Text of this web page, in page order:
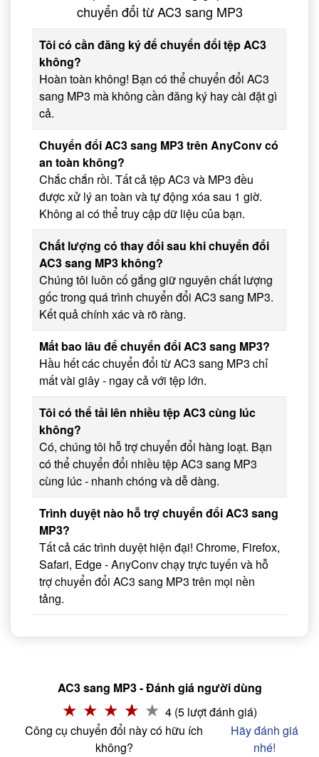
chuyển đổi từ AC3 sang MP3
Tôi có cần đăng ký để chuyển đổi tệp AC3
không?
Hoàn toàn không! Bạn có thể chuyển đổi AC3
sang MP3 mà không cần đăng ký hay cài đặt gì
cả.
Chuyển đổi AC3 sang MP3 trên AnyConv có
an toàn không?
Chắc chắn rồi. Tất cả tệp AC3 và MP3 đều
được xử lý an toàn và tự động xóa sau 1 giờ.
Không ai có thể truy cập dữ liệu của bạn.
Chất lượng có thay đổi sau khi chuyển đổi
AC3 sang MP3 không?
Chúng tôi luôn cố gắng giữ nguyên chất lượng
gốc trong quá trình chuyển đổi AC3 sang MP3.
Kết quả chính xác và rõ ràng.
Mất bao lâu để chuyển đổi AC3 sang MP3?
Hầu hết các chuyển đổi từ AC3 sang MP3 chỉ
mất vài giây - ngay cả với tệp lớn.
Tôi có thể tải lên nhiều tệp AC3 cùng lúc
không?
Có, chúng tôi hỗ trợ chuyển đổi hàng loạt. Bạn
có thể chuyển đổi nhiều tệp AC3 sang MP3
cùng lúc - nhanh chóng và dễ dàng.
Trình duyệt nào hỗ trợ chuyển đổi AC3 sang
MP3?
Tất cả các trình duyệt hiện đại! Chrome, Firefox,
Safari, Edge - AnyConv chạy trực tuyến và hỗ
trợ chuyển đổi AC3 sang MP3 trên mọi nền
tảng.
AC3 sang MP3 - Đánh giá người dùng
4 (5 lượt đánh giá)
Công cụ chuyển đổi này có hữu ích
không?
Hãy đánh giá
nhé!